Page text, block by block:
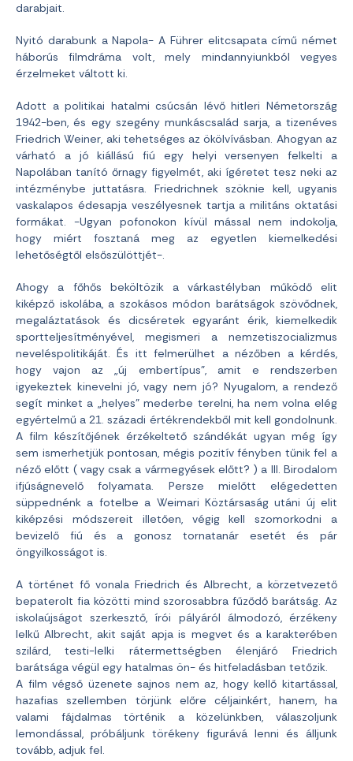
darabjait.
Nyitó darabunk a Napola- A Führer elitcsapata című német
háborús filmdráma volt, mely mindannyiunkból vegyes
érzelmeket váltott ki.
Adott a politikai hatalmi csúcsán lévő hitleri Németország
1942-ben, és egy szegény munkáscsalád sarja, a tizenéves
Friedrich Weiner, aki tehetséges az ökölvívásban. Ahogyan az
várható a jó kiállású fiú egy helyi versenyen felkelti a
Napolában tanító őrnagy figyelmét, aki ígéretet tesz neki az
intézménybe juttatásra. Friedrichnek szöknie kell, ugyanis
vaskalapos édesapja veszélyesnek tartja a militáns oktatási
formákat. -Ugyan pofonokon kívül mással nem indokolja,
hogy miért fosztaná meg az egyetlen kiemelkedési
lehetőségtől elsőszülöttjét-.
Ahogy a főhős beköltözik a várkastélyban működő elit
kiképző iskolába, a szokásos módon barátságok szövődnek,
megaláztatások és dicséretek egyaránt érik, kiemelkedik
sportteljesítményével, megismeri a nemzetiszocializmus
neveléspolitikáját. És itt felmerülhet a nézőben a kérdés,
hogy vajon az „új embertípus”, amit e rendszerben
igyekeztek kinevelni jó, vagy nem jó? Nyugalom, a rendező
segít minket a „helyes” mederbe terelni, ha nem volna elég
egyértelmű a 21. századi értékrendekből mit kell gondolnunk.
A film készítőjének érzékeltető szándékát ugyan még így
sem ismerhetjük pontosan, mégis pozitív fényben tűnik fel a
néző előtt ( vagy csak a vármegyések előtt? ) a III. Birodalom
ifjúságnevelő folyamata. Persze mielőtt elégedetten
süppednénk a fotelbe a Weimari Köztársaság utáni új elit
kiképzési módszereit illetően, végig kell szomorkodni a
bevizelő fiú és a gonosz tornatanár esetét és pár
öngyilkosságot is.
A történet fő vonala Friedrich és Albrecht, a körzetvezető
bepaterolt fia közötti mind szorosabbra fűződő barátság. Az
iskolaújságot szerkesztő, írói pályáról álmodozó, érzékeny
lelkű Albrecht, akit saját apja is megvet és a karakterében
szilárd, testi-lelki rátermettségben élenjáró Friedrich
barátsága végül egy hatalmas ön- és hitfeladásban tetőzik.
A film végső üzenete sajnos nem az, hogy kellő kitartással,
hazafias szellemben törjünk előre céljainkért, hanem, ha
valami fájdalmas történik a közelünkben, válaszoljunk
lemondással, próbáljunk törékeny figurává lenni és álljunk
tovább, adjuk fel.